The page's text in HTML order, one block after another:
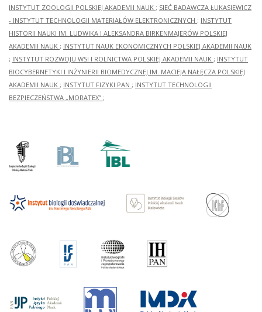
INSTYTUT ZOOLOGII POLSKIEJ AKADEMII NAUK ; SIEĆ BADAWCZA ŁUKASIEWICZ
- INSTYTUT TECHNOLOGII MATERIAŁÓW ELEKTRONICZNYCH ; INSTYTUT
HISTORII NAUKI IM. LUDWIKA I ALEKSANDRA BIRKENMAJERÓW POLSKIEJ
AKADEMII NAUK ; INSTYTUT NAUK EKONOMICZNYCH POLSKIEJ AKADEMII NAUK
; INSTYTUT ROZWOJU WSI I ROLNICTWA POLSKIEJ AKADEMII NAUK ; INSTYTUT
BIOCYBERNETYKI I INŻYNIERII BIOMEDYCZNEJ IM. MACIEJA NAŁĘCZA POLSKIEJ
AKADEMII NAUK ; INSTYTUT FIZYKI PAN ; INSTYTUT TECHNOLOGII
BEZPIECZEŃSTWA „MORATEX” ;